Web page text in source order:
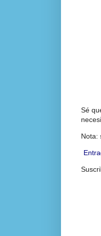
Sé
Nota: